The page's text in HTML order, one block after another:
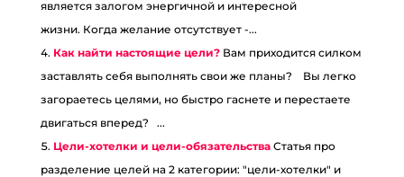
является залогом энергичной и интересной
жизни. Когда желание отсутствует -...
Как найти настоящие цели? Вам приходится силком
заставлять себя выполнять свои же планы?⠀ Вы легко
загораетесь целями, но быстро гаснете и перестаете
двигаться вперед?⠀...
Цели-хотелки и цели-обязательства Статья про
разделение целей на 2 категории: "цели-хотелки" и